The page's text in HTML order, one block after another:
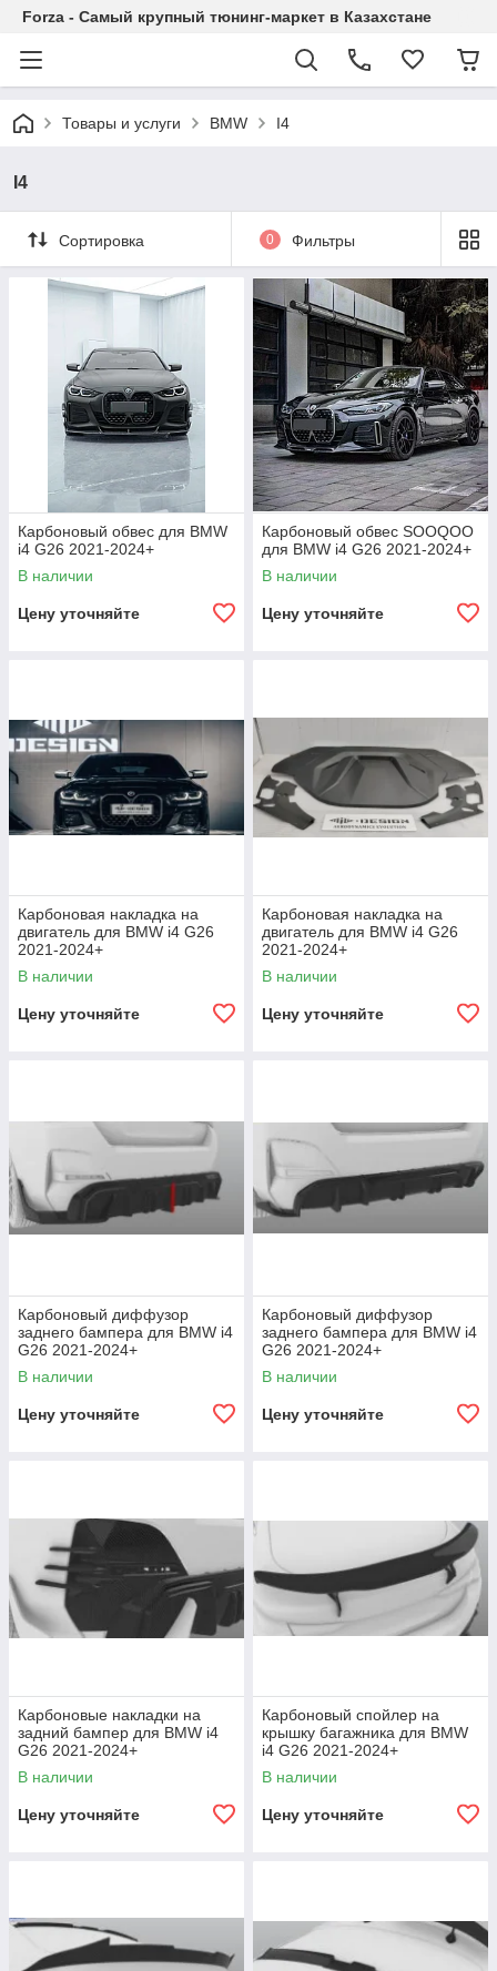
Forza - Самый крупный тюнинг-маркет в Казахстане
Товары и услуги BMW I4
I4
Сортировка 0 Фильтры
Карбоновый обвес для BMW
i4 G26 2021-2024+
В наличии
Цену уточняйте
Карбоновый обвес SOOQOO
для BMW i4 G26 2021-2024+
В наличии
Цену уточняйте
Карбоновая накладка на
двигатель для BMW i4 G26
2021-2024+
В наличии
Цену уточняйте
Карбоновая накладка на
двигатель для BMW i4 G26
2021-2024+
В наличии
Цену уточняйте
Карбоновый диффузор
заднего бампера для BMW i4
G26 2021-2024+
В наличии
Цену уточняйте
Карбоновый диффузор
заднего бампера для BMW i4
G26 2021-2024+
В наличии
Цену уточняйте
Карбоновые накладки на
задний бампер для BMW i4
G26 2021-2024+
В наличии
Цену уточняйте
Карбоновый спойлер на
крышку багажника для BMW
i4 G26 2021-2024+
В наличии
Цену уточняйте